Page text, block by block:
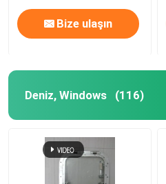
Bize ulaşın
Deniz, Windows (116)